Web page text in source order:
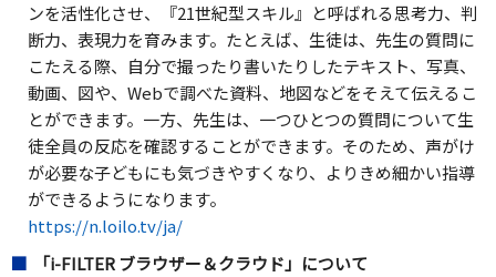
ンを活性化させ、『21世紀型スキル』と呼ばれる思考力、判
断力、表現力を育みます。たとえば、生徒は、先生の質問に
こたえる際、自分で撮ったり書いたりしたテキスト、写真、
動画、図や、Webで調べた資料、地図などをそえて伝えるこ
とができます。一方、先生は、一つひとつの質問について生
徒全員の反応を確認することができます。そのため、声がけ
が必要な子どもにも気づきやすくなり、よりきめ細かい指導
ができるようになります。
https://n.loilo.tv/ja/
「i-FILTER ブラウザー＆クラウド」について